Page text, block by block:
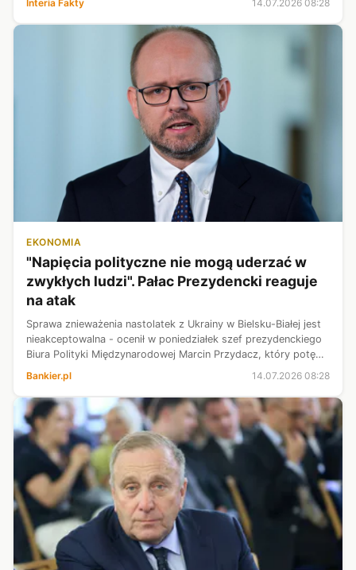
Według ustal...
Interia Fakty 14.07.2026 08:28
EKONOMIA
"Napięcia polityczne nie mogą uderzać w
zwykłych ludzi". Pałac Prezydencki reaguje
na atak
Sprawa znieważenia nastolatek z Ukrainy w Bielsku-Białej jest
nieakceptowalna - ocenił w poniedziałek szef prezydenckiego
Biura Polityki Międzynarodowej Marcin Przydacz, który potępił
ukraińskich ...
Bankier.pl 14.07.2026 08:28